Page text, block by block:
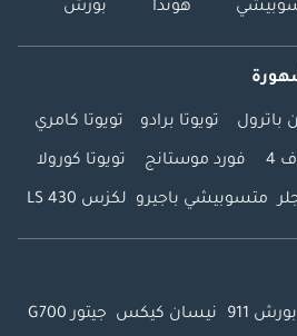
هوندا بورش
باترول تويوتا برادو تويوتا كامري
4 فورد موستانج تويوتا كورولا
متسوبيشي باجيرو لكزس LS 430
بورش 911 نيسان كيكس جيتور G700